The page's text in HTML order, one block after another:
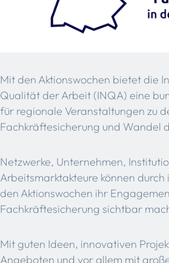
Mit den Aktionswochen bietet die
Qualität der Arbeit (INQA) eine
für regionale Veranstaltungen zu
Fachkräftesicherung und Wandel
Netzwerke, Unternehmen,
Arbeitsmarktakteure können
den Aktionswochen ihr
Fachkräftesicherung sichtbar
Mit guten Ideen, innovativen
Angeboten und vor allem mit